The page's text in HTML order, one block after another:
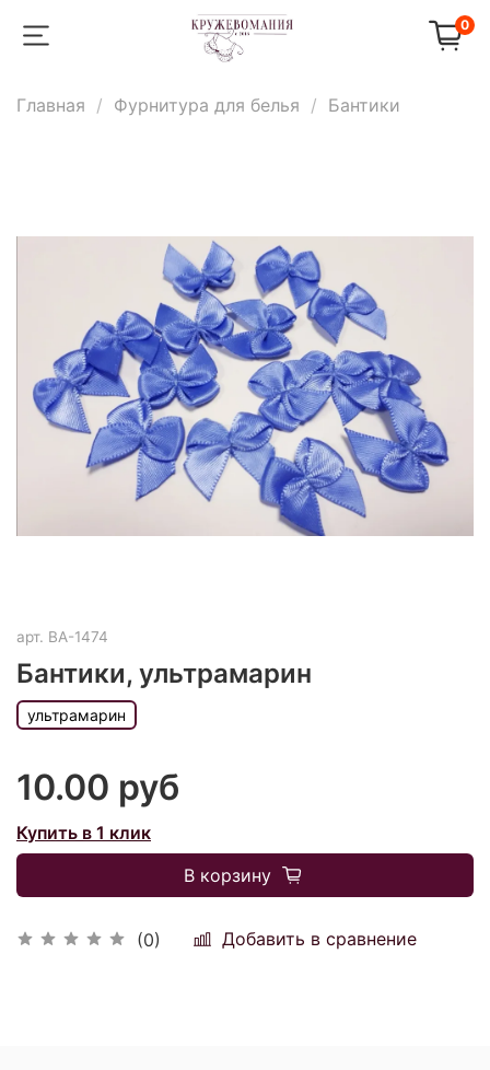
0
Главная Фурнитура для белья Бантики
арт. ВА-1474
Бантики, ультрамарин
(0) Добавить в сравнение
ультрамарин
10.00 руб
Купить в 1 клик
В корзину